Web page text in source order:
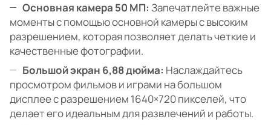
Основная камера 50 МП: Запечатлейте важные
моменты с помощью основной камеры с высоким
разрешением, которая позволяет делать четкие и
качественные фотографии.
Большой экран 6,88 дюйма: Наслаждайтесь
просмотром фильмов и играми на большом
дисплее с разрешением 1640×720 пикселей, что
делает его идеальным для развлечений и работы.